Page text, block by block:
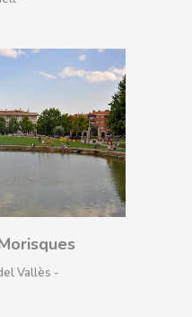
Vallès